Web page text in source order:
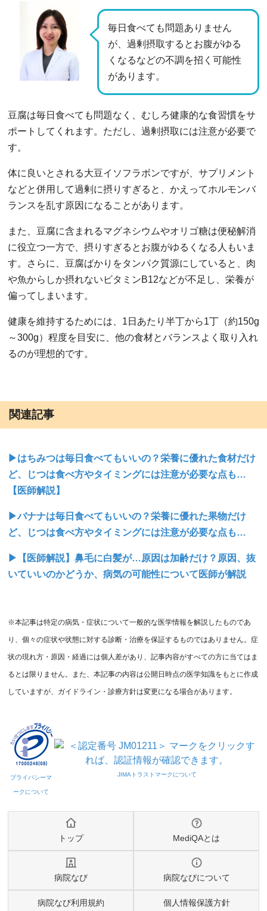
毎日食べても問題ありません
が、過剰摂取するとお腹がゆる
くなるなどの不調を招く可能性
があります。
豆腐は毎日食べても問題なく、むしろ健康的な食習慣をサ
ポートしてくれます。ただし、過剰摂取には注意が必要で
す。
体に良いとされる大豆イソフラボンですが、サプリメント
などと併用して過剰に摂りすぎると、かえってホルモンバ
ランスを乱す原因になることがあります。
また、豆腐に含まれるマグネシウムやオリゴ糖は便秘解消
に役立つ一方で、摂りすぎるとお腹がゆるくなる人もいま
す。さらに、豆腐ばかりをタンパク質源にしていると、肉
や魚からしか摂れないビタミンB12などが不足し、栄養が
偏ってしまいます。
健康を維持するためには、1日あたり半丁から1丁（約150g
～300g）程度を目安に、他の食材とバランスよく取り入れ
るのが理想的です。
関連記事
▶はちみつは毎日食べてもいいの？栄養に優れた食材だけ
ど、じつは食べ方やタイミングには注意が必要な点も…
【医師解説】
▶バナナは毎日食べてもいいの？栄養に優れた果物だけ
ど、じつは食べ方やタイミングには注意が必要な点も…
▶【医師解説】鼻毛に白髪が…原因は加齢だけ？原因、抜
いていいのかどうか、病気の可能性について医師が解説
※本記事は特定の病気・症状について一般的な医学情報を解説したものであ
り、個々の症状や状態に対する診断・治療を保証するものではありません。症
状の現れ方・原因・経過には個人差があり、記事内容がすべての方に当てはま
るとは限りません。また、本記事の内容は公開日時点の医学知識をもとに作成
していますが、ガイドライン・診療方針は変更になる場合があります。
トップ MediQAとは
病院なび 病院なびについて
病院なび利用規約 個人情報保護方針